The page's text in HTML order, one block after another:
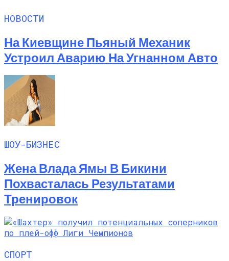
НОВОСТИ
На Киевщине Пьяный Механик
Устроил Аварию На Угнанном Авто
ШОУ-БИЗНЕС
Жена Влада Ямы В Бикини
Похвасталась Результатами
Тренировок
СПОРТ